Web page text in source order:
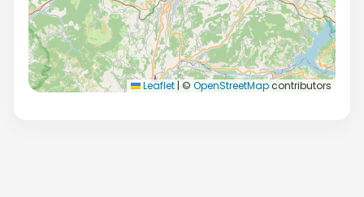
Leaflet | © OpenStreetMapcontributors